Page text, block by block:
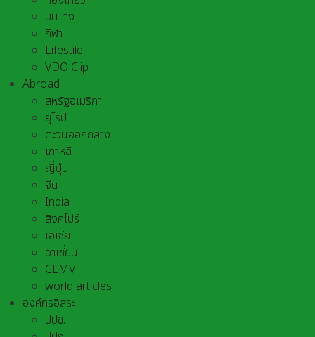
บันเทิง
กีฬา
Lifestile
VDO Clip
Abroad
สหรัฐอเมริกา
ยุโรป
ตะวันออกกลาง
เกาหลี
ญี่ปุ่น
จีน
India
สิงคโปร์
เอเชีย
อาเชี่ยน
CLMV
world articles
องค์กรอิสระ
ปปช.